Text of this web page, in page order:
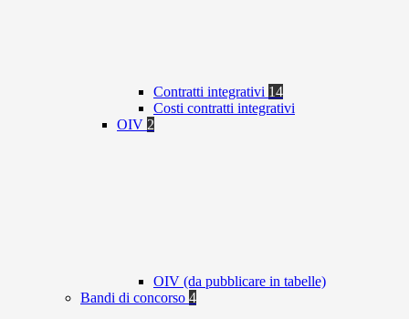
Contratti integrativi 14
Costi contratti integrativi
OIV 2
OIV (da pubblicare in tabelle)
Bandi di concorso 4